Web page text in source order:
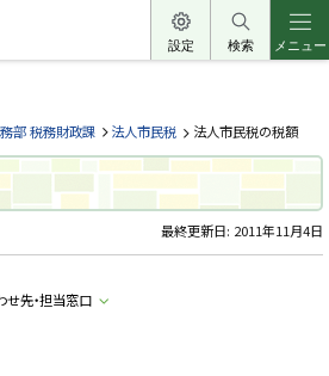
設定 検索 メニュー
部 税務財政課 法人市民税 法人市民税の税額
最終更新日: 2011年11月4日
せ先・担当窓口